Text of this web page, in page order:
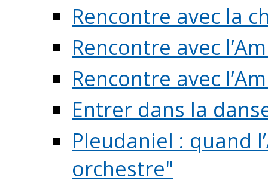
Rencontre avec la
Rencontre avec
Rencontre avec
Entrer dans la
Pleudaniel : quand
orchestre"